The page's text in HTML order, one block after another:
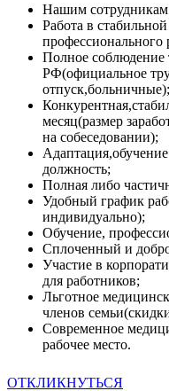
Нашим
Работа в
профессионального
Полное соблюдение
РФ(официальное
отпуск,больничные);
месяц(размер
на собеседовании);
должность;
Полная либо
Удобный график
индивидуально);
Обучение,
Сплоченный и
Участие в
для работников;
Льготное
членов
Современное
рабочее место.
ОТКЛИКНУТЬСЯ